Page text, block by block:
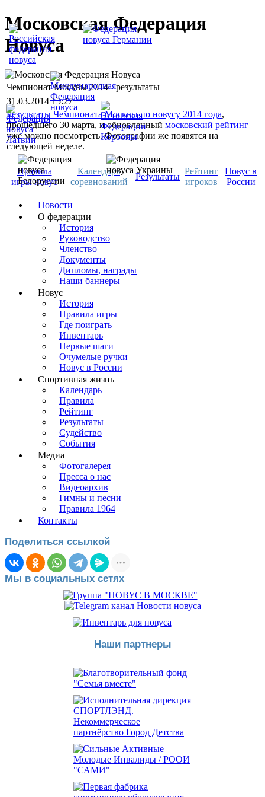
Московская Федерация
Новуса
Чемпионат Москвы 2014 - результаты
31.03.2014 15:27
Результаты Чемпионата Москвы по новусу 2014 года,
прошедшего 30 марта, и обновленный московский рейтинг
уже можно посмотреть. Фотографии же появятся на
следующей неделе.
Правила
игры новус
Календарь
соревнований
Результаты
Рейтинг
игроков
Новус в
России
Новости
О федерации
История
Руководство
Членство
Документы
Дипломы, награды
Наши баннеры
Новус
История
Правила игры
Где поиграть
Инвентарь
Первые шаги
Очумелые ручки
Новус в России
Спортивная жизнь
Календарь
Правила
Рейтинг
Результаты
Судейство
События
Медиа
Фотогалерея
Пресса о нас
Видеоархив
Гимны и песни
Правила 1964
Контакты
Поделиться ссылкой
Мы в социальных сетях
Наши партнеры